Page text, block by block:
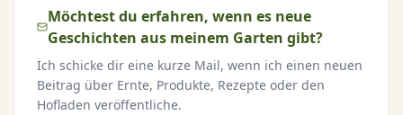
Möchtest du erfahren, wenn es neue
Geschichten aus meinem Garten gibt?
Ich schicke dir eine kurze Mail, wenn ich einen neuen
Beitrag über Ernte, Produkte, Rezepte oder den
Hofladen veröffentliche.